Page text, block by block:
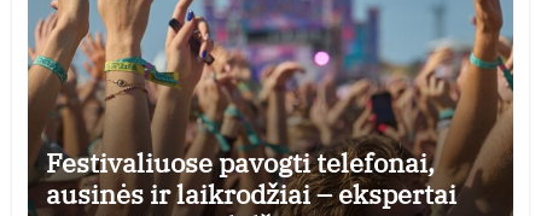
Festivaliuose pavogti telefonai,
ausinės ir laikrodžiai – ekspertai